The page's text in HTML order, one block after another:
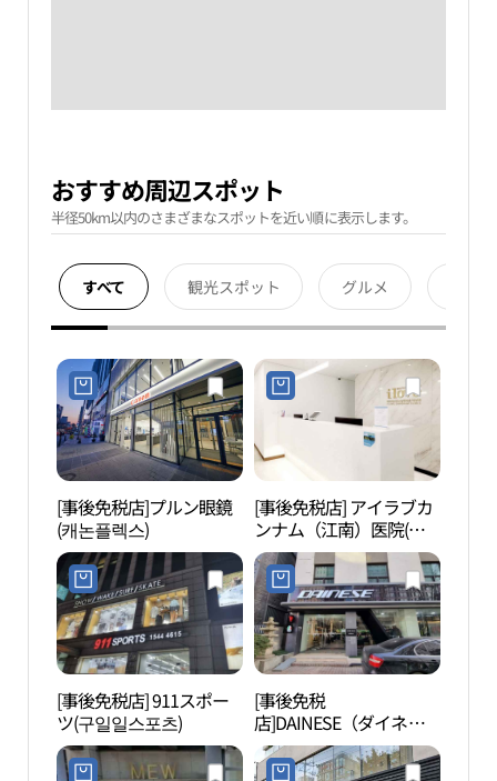
おすすめ周辺スポット
半径50km以内のさまざまなスポットを近い順に表示します。
すべて 観光スポット グルメ
[事後免税店]プルン眼鏡
(캐논플렉스)
[事後免税店] アイラブカ
ンナム（江南）医院(아
이러브강남의원)
[事後免税店] 911スポー
ツ(구일일스포츠)
[事後免税
店]DAINESE（ダイネー
ゼ）D-Store・ソウル(다
이네즈 디스토어 서울)